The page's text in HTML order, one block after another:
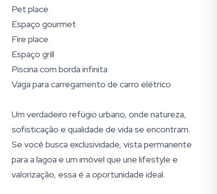
Pet place
Espaço gourmet
Fire place
Espaço grill
Piscina com borda infinita
Vaga para carregamento de carro elétrico
Um verdadeiro refúgio urbano, onde natureza,
sofisticação e qualidade de vida se encontram.
Se você busca exclusividade, vista permanente
para a lagoa e um imóvel que une lifestyle e
valorização, essa é a oportunidade ideal.